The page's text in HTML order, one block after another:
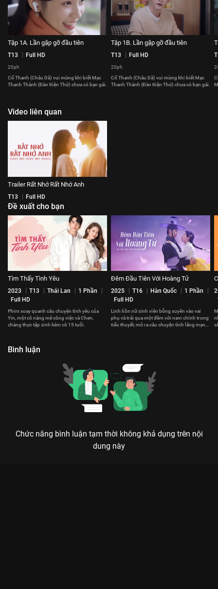
Tập 1A. Lần gặp gỡ đầu tiên
T13 Full HD
20ph
Cố Thanh (Châu Dã) vui mừng khi biết Mạc
Thanh Thành (Đàn Kiện Thứ) chưa có bạn gái.
Tập 1B. Lần gặp gỡ đầu tiên
T13 Full HD
20ph
Cố Thanh (Châu Dã) vui mừng khi biết Mạc
Thanh Thành (Đàn Kiện Thứ) chưa có bạn gái.
Video liên quan
Trailer Rất Nhớ Rất Nhớ Anh
T13 Full HD
Đề xuất cho bạn
Tìm Thấy Tình Yêu
2023 T13 Thái Lan
1 Phần
Full HD
Phim xoay quanh câu chuyện tình yêu của
Yin, một cô nàng mê công việc và Chen,
chàng thực tập sinh kém cô 15 tuổi.
Đêm Đầu Tiên Với Hoàng Tử
2025 T16 Hàn Quốc
1 Phần
Full HD
Linh hồn nữ sinh viên bỗng xuyên vào vai
phụ và trải qua một đêm với nam chính trong
tiểu thuyết, mở ra câu chuyện tình lãng mạn
Bình luận
Chức năng bình luận tạm thời không khả dụng trên nội
dung này